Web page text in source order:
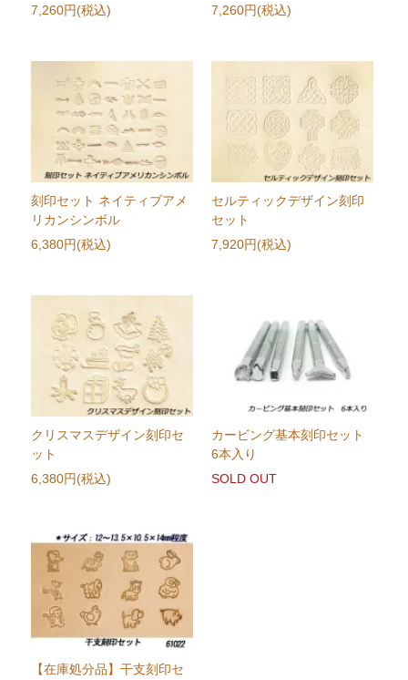
7,260円(税込)
7,260円(税込)
刻印セット ネイティブアメ
リカンシンボル
6,380円(税込)
セルティックデザイン刻印
セット
7,920円(税込)
クリスマスデザイン刻印セ
ット
6,380円(税込)
カービング基本刻印セット
6本入り
SOLD OUT
【在庫処分品】干支刻印セ